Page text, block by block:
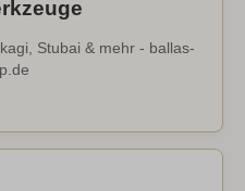
Stubai & mehr - ballas-